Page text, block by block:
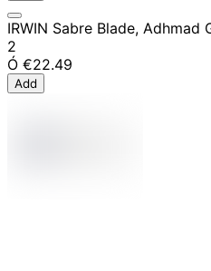
IRWIN Sabre Blade,
2
Ó €22.49
Add